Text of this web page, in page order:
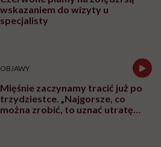
Człowiek, który chce żyć
przeszkodę. „Mój żołądek zjada
sam siebie”